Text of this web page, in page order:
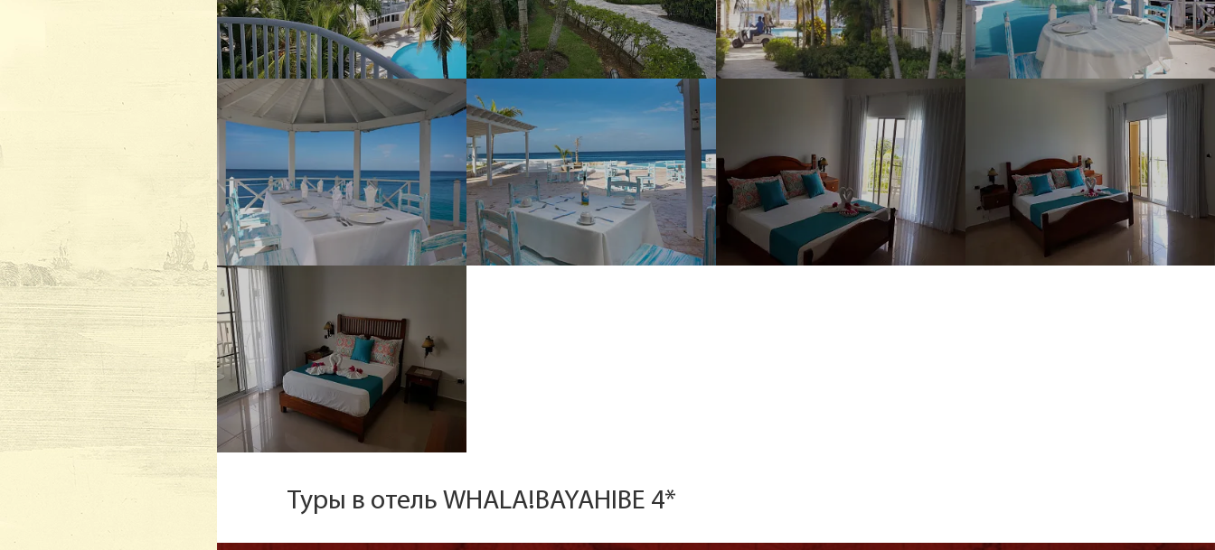
указанной цене и только после
это связывается с клиентом.
Да! Это не современно, но зато
надёжно!
Туры в отель WHALA!BAYAHIBE 4*